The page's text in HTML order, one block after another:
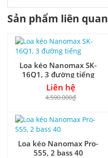
Sản phẩm liên quan
Loa kéo Nanomax SK-
16Q1, 3 đường tiếng
Liên hệ
4.590.000₫
Loa kéo Nanomax Pro-
555, 2 bass 40